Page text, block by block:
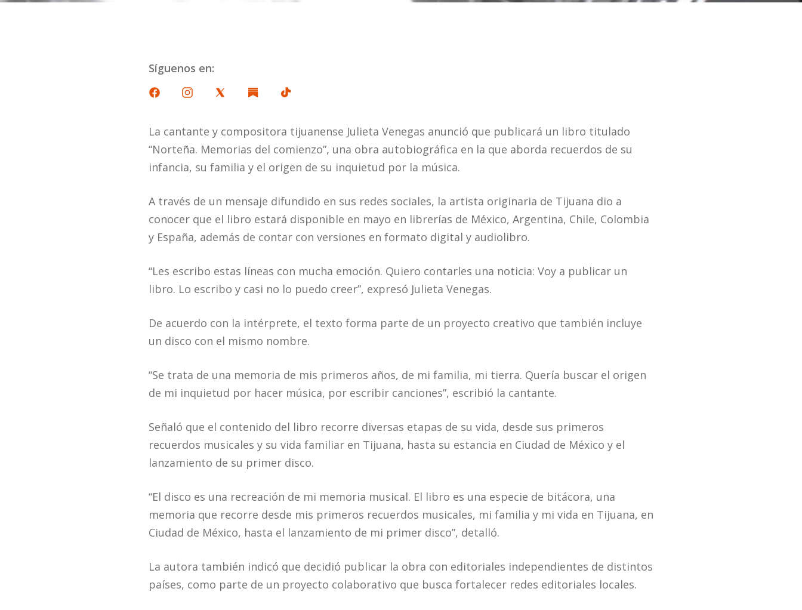
Síguenos en:
La cantante y compositora tijuanense Julieta Venegas anunció que publicará un libro titulado
“Norteña. Memorias del comienzo”, una obra autobiográfica en la que aborda recuerdos de su
infancia, su familia y el origen de su inquietud por la música.
A través de un mensaje difundido en sus redes sociales, la artista originaria de Tijuana dio a
conocer que el libro estará disponible en mayo en librerías de México, Argentina, Chile, Colombia
y España, además de contar con versiones en formato digital y audiolibro.
“Les escribo estas líneas con mucha emoción. Quiero contarles una noticia: Voy a publicar un
libro. Lo escribo y casi no lo puedo creer”, expresó Julieta Venegas.
De acuerdo con la intérprete, el texto forma parte de un proyecto creativo que también incluye
un disco con el mismo nombre.
“Se trata de una memoria de mis primeros años, de mi familia, mi tierra. Quería buscar el origen
de mi inquietud por hacer música, por escribir canciones”, escribió la cantante.
Señaló que el contenido del libro recorre diversas etapas de su vida, desde sus primeros
recuerdos musicales y su vida familiar en Tijuana, hasta su estancia en Ciudad de México y el
lanzamiento de su primer disco.
“El disco es una recreación de mi memoria musical. El libro es una especie de bitácora, una
memoria que recorre desde mis primeros recuerdos musicales, mi familia y mi vida en Tijuana, en
Ciudad de México, hasta el lanzamiento de mi primer disco”, detalló.
La autora también indicó que decidió publicar la obra con editoriales independientes de distintos
países, como parte de un proyecto colaborativo que busca fortalecer redes editoriales locales.